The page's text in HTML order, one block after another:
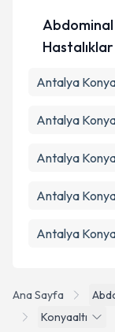
Ana Sayfa
Konyaaltı
Hastalıklar
Antalya
Antalya
Antalya
Antalya
Antalya